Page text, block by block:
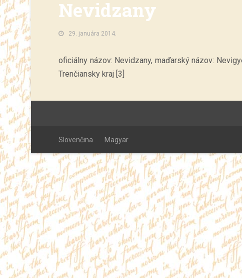
Nevidzany
29. januára 2014.
oficiálny názov: Nevidzany, maďarský názov:
Trenčiansky kraj [3]
Slovenčina Magyar